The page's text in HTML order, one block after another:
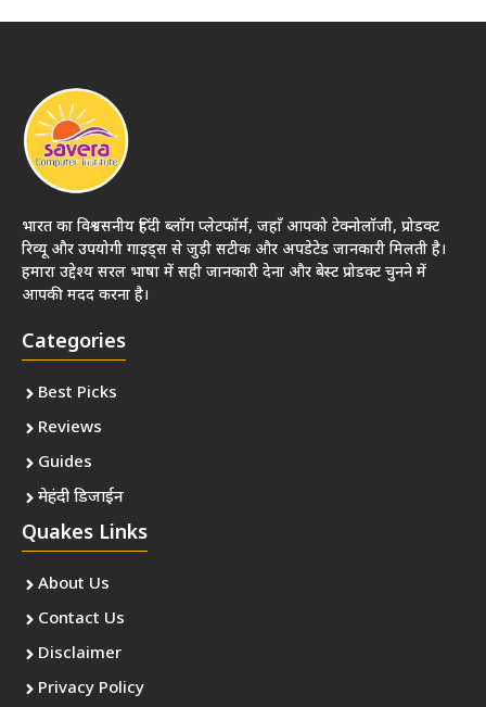
भारत का विश्वसनीय हिंदी ब्लॉग प्लेटफॉर्म, जहाँ आपको टेक्नोलॉजी, प्रोडक्ट
रिव्यू और उपयोगी गाइड्स से जुड़ी सटीक और अपडेटेड जानकारी मिलती है।
हमारा उद्देश्य सरल भाषा में सही जानकारी देना और बेस्ट प्रोडक्ट चुनने में
आपकी मदद करना है।
Categories
Best Picks
Reviews
Guides
मेहंदी डिजाईन
Quakes Links
About Us
Contact Us
Disclaimer
Privacy Policy